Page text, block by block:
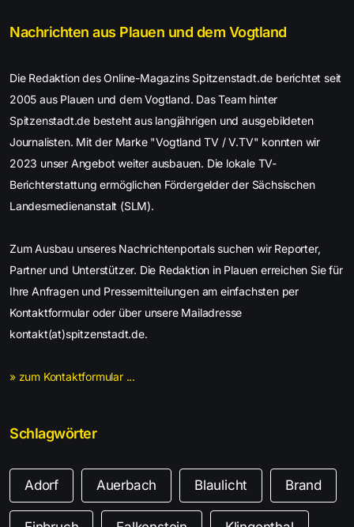
Nachrichten aus Plauen und dem Vogtland
Die Redaktion des Online-Magazins Spitzenstadt.de berichtet seit
2005 aus Plauen und dem Vogtland. Das Team hinter
Spitzenstadt.de besteht aus langjährigen und ausgebildeten
Journalisten. Mit der Marke "Vogtland TV / V.TV" konnten wir
2023 unser Angebot weiter ausbauen. Die lokale TV-
Berichterstattung ermöglichen Fördergelder der Sächsischen
Landesmedienanstalt (SLM).
Zum Ausbau unseres Nachrichtenportals suchen wir Reporter,
Partner und Unterstützer. Die Redaktion in Plauen erreichen Sie für
Ihre Anfragen und Pressemitteilungen am einfachsten per
Kontaktformular oder über unsere Mailadresse
kontakt(at)spitzenstadt.de.
» zum Kontaktformular ...
Schlagwörter
Adorf Auerbach Blaulicht Brand